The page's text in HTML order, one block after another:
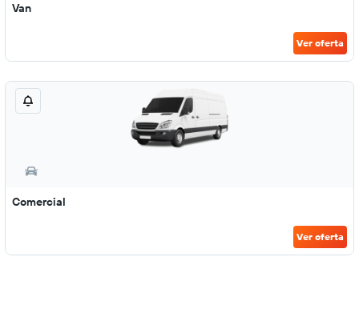
Van
Ver oferta
Comercial
Ver oferta